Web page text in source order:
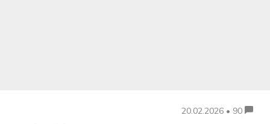
20.02.2026 • 90